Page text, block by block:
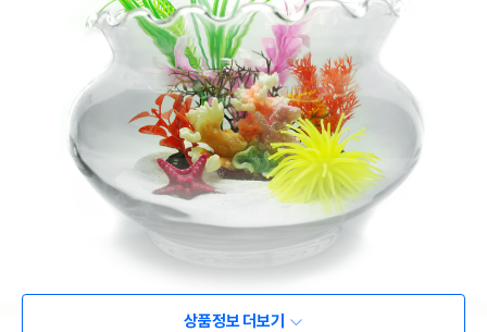
상품정보 더보기